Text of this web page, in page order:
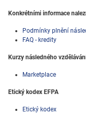
Konkrétními informace
Podmínky plnění
FAQ - kredity
Kurzy následného
Marketplace
Etický kodex EFPA
Etický kodex